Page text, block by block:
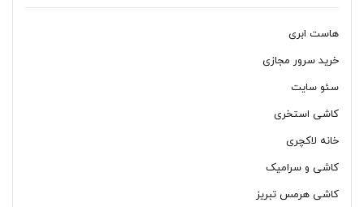
هاست ابری
خرید سرور مجازی
سئو سایت
کاشی استخری
خانه لاکچری
کاشی و سرامیک
کاشی هرمس تبریز